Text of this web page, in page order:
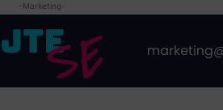
-Marketing-